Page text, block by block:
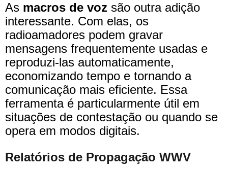
As macros de voz são outra adição
interessante. Com elas, os
radioamadores podem gravar
mensagens frequentemente usadas e
reproduzi-las automaticamente,
economizando tempo e tornando a
comunicação mais eficiente. Essa
ferramenta é particularmente útil em
situações de contestação ou quando se
opera em modos digitais.
Relatórios de Propagação WWV